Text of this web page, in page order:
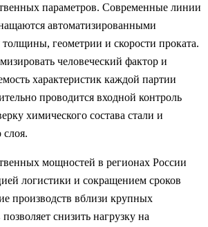
параметров. Современные линии
автоматизированными
геометрии и скорости проката.
человеческий фактор и
характеристик каждой партии
проводится входной контроль
химического состава стали и
мощностей в регионах России
логистики и сокращением сроков
производств вблизи крупных
снизить нагрузку на